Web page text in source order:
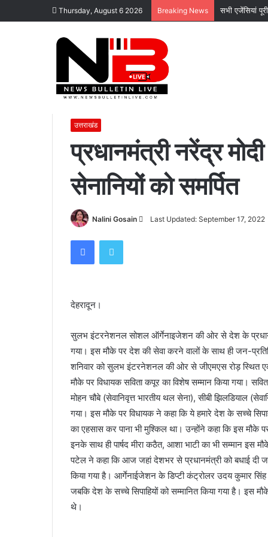
Thursday, August 6 2026 Breaking News सभी एजेंसियां
Home /उत्तराखंड /प्रधानमंत्री नरेंद्र मोदी का जन्म-दिवस
उत्तराखंड
प्रधानमंत्री नरेंद्र
सेनानियों को समर्पित
Nalini Gosain
Send
Last Updated: September 17, 2022
FacebookTwitter
देहरादून।
सुलभ इंटरनेशनल सोशल ऑर्गेनाइजेशन की ओर से देश के
गया। इस मौके पर देश की सेवा करने वालों के साथ ही जन-
शनिवार को सुलभ इंटरनेशनल की ओर से जीएमएस रोड़ स्थित
मौके पर विधायक सविता कपूर का विशेष सम्मान किया गया।
मोहन चौबे (सेवानिवृत्त भारतीय थल सेना), सीबी झिलडियाल
गया। इस मौके पर विधायक ने कहा कि ये हमारे देश के सच्चे
का एहसास कर पाना भी मुश्किल था। उन्होंने कहा कि इस मौके
इनके साथ ही पार्षद मीरा कठैत, आशा भाटी का भी सम्मान
पटेल ने कहा कि आज जहां देशभर से प्रधानमंत्री को बधाई दी
किया गया है। आर्गेनाईजेशन के डिप्टी कंट्रोलर उदय कुमार
जबकि देश के सच्चे सिपाहियों को सम्मानित किया गया है। इस
थे।
के
दुगड्डा
पर
बाइक
से
मौके
मौत
November 16, 2023
कोटद्वार के दुगड्डा मार्ग पर हादसा, हाथी को देखकर